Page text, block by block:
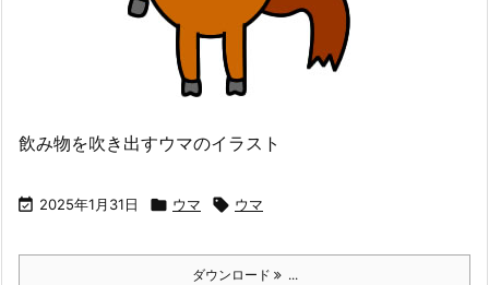
飲み物を吹き出すウマのイラスト
 2025年1月31日  ウマ  ウマ
ダウンロード ...